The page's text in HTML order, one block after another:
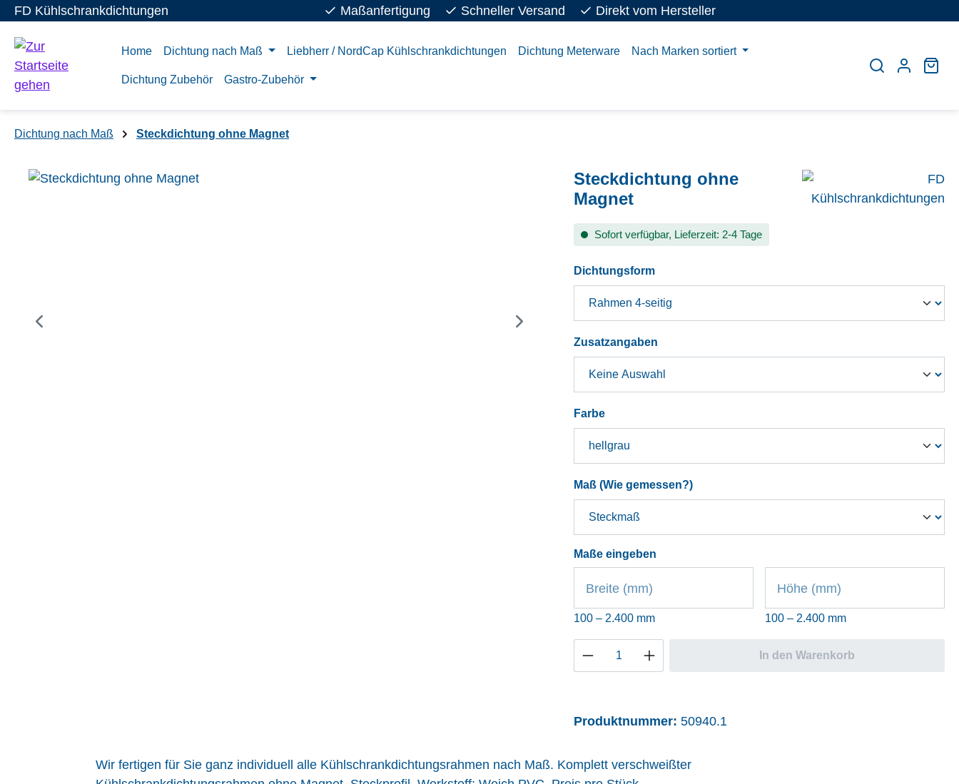
Hauptinhalt springen
Zur Suche springen
Zur Hauptnavigation springen
FD Kühlschrankdichtungen Maßanfertigung Schneller Versand Direkt vom Hersteller
Home Dichtung nach Maß Liebherr / NordCap Kühlschrankdichtungen Dichtung Meterware Nach Marken sortiert
Dichtung Zubehör Gastro-Zubehör
Dichtung nach Maß Steckdichtung ohne Magnet
Bildergalerie überspringen
Steckdichtung ohne
Magnet
Sofort verfügbar, Lieferzeit: 2-4 Tage
Dichtungsformauswählen
Zusatzangaben
Farbeauswählen
Maß (Wie gemessen?)auswählen
Maße eingeben
Breite (mm)
100 – 2.400 mm
Höhe (mm)
100 – 2.400 mm
Produkt Anzahl: Gib den gewünschten Wert ein
In den Warenkorb
Produktnummer: 50940.1
Wir fertigen für Sie ganz individuell alle Kühlschrankdichtungsrahmen nach Maß. Komplett verschweißter